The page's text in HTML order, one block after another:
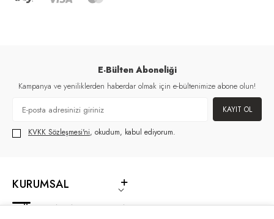
E-Bülten Aboneliği
Kampanya ve yeniliklerden haberdar olmak için e-bültenimize abone olun!
KAYIT OL
KVKK Sözleşmesi'ni, okudum, kabul ediyorum.
KURUMSAL
MÜŞTERI HIZMETLERI